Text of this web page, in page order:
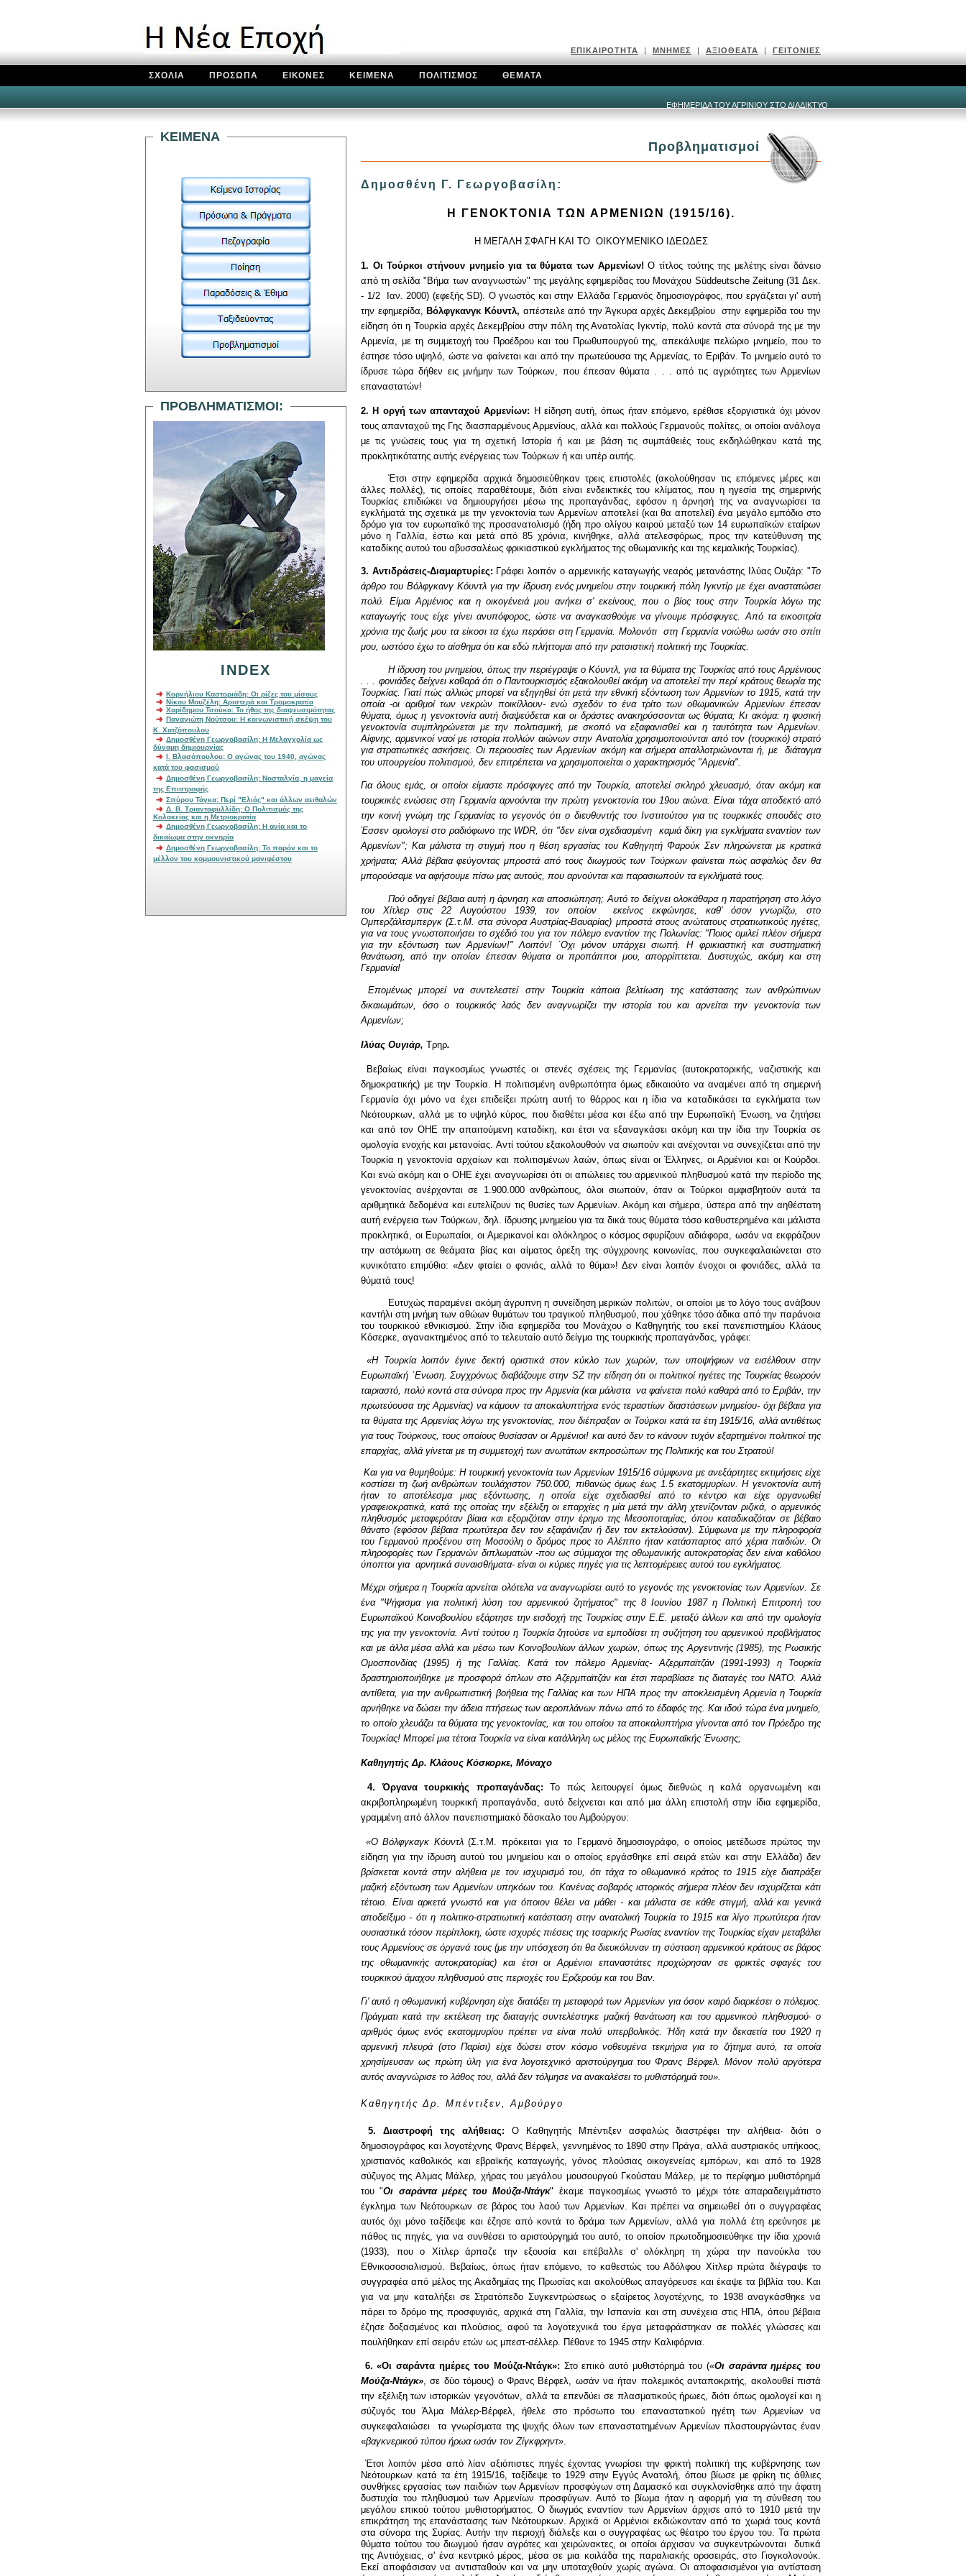
ΕΠΙΚΑΙΡΟΤΗΤΑ | ΜΝΗΜΕΣ | ΑΞΙΟΘΕΑΤΑ | ΓΕΙΤΟΝΙΕΣ
ΣΧΟΛΙΑ ΠΡΟΣΩΠΑ ΕΙΚΟΝΕΣ ΚΕΙΜΕΝΑ ΠΟΛΙΤΙΣΜΟΣ ΘΕΜΑΤΑ
ΕΦΗΜΕΡΙΔΑ ΤΟΥ ΑΓΡΙΝΙΟΥ ΣΤΟ ΔΙΑΔΙΚΤΥΟ
Προβληματισμοί
Δημοσθένη Γ. Γεωργοβασίλη:
Η ΓΕΝΟΚΤΟΝΙΑ ΤΩΝ ΑΡΜΕΝΙΩΝ (1915/16).
Η ΜΕΓΑΛΗ ΣΦΑΓΗ ΚΑΙ ΤΟ ΟΙΚΟΥΜΕΝΙΚΟ ΙΔΕΩΔΕΣ
1. Οι Τούρκοι στήνουν μνημείο για τα θύματα των Αρμενίων!Ο τίτλος τούτης της μελέτης είναι δάνειο
από τη σελίδα "Βήμα των αναγνωστών" της μεγάλης εφημερίδας του Μονάχου Süddeutsche Zeitung(31 Δεκ.
- 1/2
Ιαν. 2000) (εφεξήςSD). Ο γνωστός και στην Ελλάδα Γερμανός δημοσιογράφος, που εργάζεται γι' αυτή
την εφημερίδα,
Βόλφγκανγκ Κόυντλ, απέστειλε από την Άγκυρα αρχές Δεκεμβρίου στην εφημερίδα του την
είδηση ότι η Τουρκία αρχές Δεκεμβρίου στην πόλη της Ανατολίας Ιγκντίρ, πολύ κοντά στα σύνορά της με την
Αρμενία, με τη συμμετοχή του Προέδρου και του Πρωθυπουργού της, απεκάλυψε πελώριο μνημείο, που το
έστησε τόσο υψηλό, ώστε να φαίνεται και από την πρωτεύουσα της Αρμενίας, το Εριβάν. Το μνημείο αυτό το
ίδρυσε τώρα δήθεν εις μνήμην των Τούρκων, που έπεσαν θύματα . . . από τις αγριότητες των Αρμενίων
επαναστατών!
2. Η οργή των απανταχού Αρμενίων: Η είδηση αυτή, όπως ήταν επόμενο, ερέθισε εξοργιστικά όχι μόνον
τους απανταχού της Γης διασπαρμένους Αρμενίους, αλλά και πολλούς Γερμανούς πολίτες, οι οποίοι ανάλογα
με τις γνώσεις τους για τη σχετική Ιστορία ή και με βάση τις συμπάθειές τους εκδηλώθηκαν κατά της
προκλητικότατης αυτής ενέργειας των Τούρκων ή και υπέρ αυτής.
Έτσι στην εφημερίδα αρχικά δημοσιεύθηκαν τρεις επιστολές (ακολούθησαν τις επόμενες μέρες και
άλλες πολλές), τις οποίες παραθέτουμε, διότι είναι ενδεικτικές του κλίματος, που η ηγεσία της σημερινής
Τουρκίας επιδιώκει να δημιουργήσει μέσω της προπαγάνδας, εφόσον η άρνησή της να αναγνωρίσει τα
εγκλήματά της σχετικά με την γενοκτονία των Αρμενίων αποτελεί (και θα αποτελεί) ένα μεγάλο εμπόδιο στο
δρόμο για τον ευρωπαϊκό της προσανατολισμό (ήδη προ ολίγου καιρού μεταξύ των 14 ευρωπαϊκών εταίρων
μόνο η Γαλλία, έστω και μετά από 85 χρόνια, κινήθηκε, αλλά ατελεσφόρως, προς την κατεύθυνση της
καταδίκης αυτού του αβυσσαλέως φρικιαστικού εγκλήματος της οθωμανικής και της κεμαλικής Τουρκίας).
3. Αντιδράσεις-Διαμαρτυρίες: Γράφει λοιπόν ο αρμενικής καταγωγής νεαρός μετανάστης Ιλύας Ουζάρ: "Το
άρθρο του Βόλφγκανγ Κόυντλ για την ίδρυση ενός μνημείου στην τουρκική πόλη Ιγκντίρ με έχει αναστατώσει
πολύ. Είμαι Αρμένιος και η οικογένειά μου ανήκει σ' εκείνους, που ο βίος τους στην Τουρκία λόγω της
καταγωγής τους είχε γίνει ανυπόφορος, ώστε να αναγκασθούμε να γίνουμε πρόσφυγες. Από τα εικοσιτρία
χρόνια της ζωής μου τα είκοσι τα έχω περάσει στη Γερμανία. Μολονότι
στη Γερμανία νοιώθω ωσάν στο σπίτι
μου, ωστόσο έχω το αίσθημα ότι και εδώ πλήττομαι από την ρατσιστική πολιτική της Τουρκίας.
Η ίδρυση του μνημείου, όπως την περιέγραψε ο Κόυντλ, για τα θύματα της Τουρκίας από τους Αρμένιους
. . . φονιάδες δείχνει καθαρά ότι ο Παντουρκισμός εξακολουθεί ακόμη να αποτελεί την περί κράτους θεωρία της
Τουρκίας. Γιατί πώς αλλιώς μπορεί να εξηγηθεί ότι μετά την εθνική εξόντωση των Αρμενίων το 1915, κατά την
οποία -οι αριθμοί των νεκρών ποικίλλουν- ενώ σχεδόν το ένα τρίτο των οθωμανικών Αρμενίων έπεσαν
θύματα, όμως η γενοκτονία αυτή διαψεύδεται και οι δράστες ανακηρύσσονται ως θύματα; Κι ακόμα: η φυσική
γενοκτονία συμπληρώνεται με την πολιτισμική, με σκοπό να εξαφανισθεί και η ταυτότητα των Αρμενίων.
Αίφνης, αρμενικοί ναοί με ιστορία πολλών αιώνων στην Ανατολία χρησιμοποιούνται από τον (τουρκικό) στρατό
για στρατιωτικές ασκήσεις. Οι περιουσίες των Αρμενίων ακόμη και σήμερα απαλλοτριώνονται ή, με
διάταγμα
του υπουργείου πολιτισμού, δεν επιτρέπεται να χρησιμοποιείται ο χαρακτηρισμός "Αρμενία".
Για όλους εμάς, οι οποίοι είμαστε πρόσφυγες από την Τουρκία, αποτελεί σκληρό χλευασμό, όταν ακόμη και
τουρκικές ενώσεις στη Γερμανία αρνούνται την πρώτη γενοκτονία του 19ου αιώνα. Είναι τάχα αποδεκτό από
την κοινή γνώμη της Γερμανίας το γεγονός ότι ο διευθυντής του Ινστιτούτου για τις τουρκικές σπουδές στο
Έσσεν ομολογεί στο ραδιόφωνο της WDR , ότι "δεν είναι σχεδιασμένη
καμιά δίκη για εγκλήματα εναντίον των
Αρμενίων"; Και μάλιστα τη στιγμή που η θέση εργασίας του Καθηγητή Φαρούκ Σεν πληρώνεται με κρατικά
χρήματα; Αλλά βέβαια φεύγοντας μπροστά από τους διωγμούς των Τούρκων φαίνεται πώς ασφαλώς δεν θα
μπορούσαμε να αφήσουμε πίσω μας αυτούς, που αρνούνται και παρασιωπούν τα εγκλήματά τους.
Πού οδηγεί βέβαια αυτή η άρνηση και αποσιώπηση; Αυτό το δείχνει ολοκάθαρα η παρατήρηση στο λόγο
του Χίτλερ στις 22 Αυγούστου 1939, τον οποίον
εκείνος εκφώνησε, καθ' όσον γνωρίζω, στο
Ομπερζάλτσμπεργκ (Σ.τ.Μ. στα σύνορα Αυστρίας-Βαυαρίας) μπροστά στους ανώτατους στρατιωτικούς ηγέτες,
για να τους γνωστοποιήσει το σχέδιό του για τον πόλεμο εναντίον της Πολωνίας: "Ποιος ομιλεί πλέον σήμερα
για την εξόντωση των Αρμενίων!" Λοιπόν! ΄Οχι μόνον υπάρχει σιωπή. Η φρικιαστική και συστηματική
θανάτωση, από την οποίαν έπεσαν θύματα οι προπάπποι μου, απορρίπτεται. Δυστυχώς, ακόμη και στη
Γερμανία!
Επομένως μπορεί να συντελεστεί στην Τουρκία κάποια βελτίωση της κατάστασης των ανθρώπινων
δικαιωμάτων, όσο ο τουρκικός λαός δεν αναγνωρίζει την ιστορία του και αρνείται την γενοκτονία των
Αρμενίων;
Ιλύας Ουγιάρ, Τρηρ.
Βεβαίως είναι παγκοσμίως γνωστές οι στενές σχέσεις της Γερμανίας (αυτοκρατορικής, ναζιστικής και
δημοκρατικής) με την Τουρκία. Η πολιτισμένη ανθρωπότητα όμως εδικαιούτο να αναμένει από τη σημερινή
Γερμανία όχι μόνο να έχει επιδείξει πρώτη αυτή το θάρρος και η ίδια να καταδικάσει τα εγκλήματα των
Νεότουρκων, αλλά με το υψηλό κύρος, που διαθέτει μέσα και έξω από την Ευρωπαϊκή Ένωση, να ζητήσει
και από τον ΟΗΕ την απαιτούμενη καταδίκη, και έτσι να εξαναγκάσει ακόμη και την ίδια την Τουρκία σε
ομολογία ενοχής και μετανοίας. Αντί τούτου εξακολουθούν να σιωπούν και ανέχονται να συνεχίζεται από την
Τουρκία η γενοκτονία αρχαίων και πολιτισμένων λαών, όπως είναι οι Έλληνες, οι Αρμένιοι και οι Κούρδοι.
Και ενώ ακόμη και ο ΟΗΕ έχει αναγνωρίσει ότι οι απώλειες του αρμενικού πληθυσμού κατά την περίοδο της
γενοκτονίας ανέρχονται σε 1.900.000 ανθρώπους, όλοι σιωπούν, όταν οι Τούρκοι αμφισβητούν αυτά τα
αριθμητικά δεδομένα και ευτελίζουν τις θυσίες των Αρμενίων. Ακόμη και σήμερα, ύστερα από την αηθέστατη
αυτή ενέργεια των Τούρκων, δηλ. ίδρυσης μνημείου για τα δικά τους θύματα τόσο καθυστερημένα και μάλιστα
προκλητικά, οι Ευρωπαίοι, οι Αμερικανοί και ολόκληρος ο κόσμος σφυρίζουν αδιάφορα, ωσάν να εκφράζουν
την αστόμωτη σε θεάματα βίας και αίματος όρεξη της σύγχρονης κοινωνίας, που συγκεφαλαιώνεται στο
κυνικότατο επιμύθιο: «Δεν φταίει ο φονιάς, αλλά το θύμα»! Δεν είναι λοιπόν ένοχοι οι φονιάδες, αλλά τα
θύματά τους!
Ευτυχώς παραμένει ακόμη άγρυπνη η συνείδηση μερικών πολιτών, οι οποίοι με το λόγο τους ανάβουν
καντήλι στη μνήμη των αθώων θυμάτων του τραγικού πληθυσμού, που χάθηκε τόσο άδικα από την παράνοια
του τουρκικού εθνικισμού. Στην ίδια εφημερίδα του Μονάχου ο Καθηγητής του εκεί πανεπιστημίου Κλάους
Κόσερκε, αγανακτημένος από το τελευταίο αυτό δείγμα της τουρκικής προπαγάνδας, γράφει:
«Η Τουρκία λοιπόν έγινε δεκτή οριστικά στον κύκλο των χωρών, των υποψήφιων να εισέλθουν στην
Ευρωπαϊκή ΄Ενωση. Συγχρόνως διαβάζουμε στην SΖ την είδηση ότι οι πολιτικοί ηγέτες της Τουρκίας θεωρούν
ταιριαστό, πολύ κοντά στα σύνορα προς την Αρμενία (και μάλιστα να φαίνεται πολύ καθαρά από το Εριβάν, την
πρωτεύουσα της Αρμενίας) να κάμουν τα αποκαλυπτήρια ενός τεραστίων διαστάσεων μνημείου- όχι βέβαια για
τα θύματα της Αρμενίας λόγω της γενοκτονίας, που διέπραξαν οι Τούρκοι κατά τα έτη 1915/16, αλλά αντιθέτως
για τους Τούρκους, τους οποίους θυσίασαν οι Αρμένιοι! και αυτό δεν το κάνουν τυχόν εξαρτημένοι πολιτικοί της
επαρχίας, αλλά γίνεται με τη συμμετοχή των ανωτάτων εκπροσώπων της Πολιτικής και του Στρατού!
Και για να θυμηθούμε: Η τουρκική γενοκτονία των Αρμενίων 1915/16 σύμφωνα με ανεξάρτητες εκτιμήσεις είχε
κοστίσει τη ζωή ανθρώπων τουλάχιστον 750.000, πιθανώς όμως έως 1.5 εκατομμυρίων. Η γενοκτονία αυτή
ήταν το αποτέλεσμα μιας εξόντωσης, η οποία είχε σχεδιασθεί από το κέντρο και είχε οργανωθεί
γραφειοκρατικά, κατά της οποίας την εξέλιξη οι επαρχίες η μία μετά την άλλη χτενίζονταν ριζικά, ο αρμενικός
πληθυσμός μεταφερόταν βίαια και εξοριζόταν στην έρημο της Μεσοποταμίας, όπου καταδικαζόταν σε βέβαιο
θάνατο (εφόσον βέβαια πρωτύτερα δεν τον εξαφάνιζαν ή δεν τον εκτελούσαν). Σύμφωνα με την πληροφορία
του Γερμανού προξένου στη Μοσούλη ο δρόμος προς το Αλέππο ήταν κατάσπαρτος από χέρια παιδιών. Οι
πληροφορίες των Γερμανών διπλωματών -που ως σύμμαχοι της οθωμανικής αυτοκρατορίας δεν είναι καθόλου
ύποπτοι για αρνητικά συναισθήματα- είναι οι κύριες πηγές για τις λεπτομέρειες αυτού του εγκλήματος.
Μέχρι σήμερα η Τουρκία αρνείται ολότελα να αναγνωρίσει αυτό το γεγονός της γενοκτονίας των Αρμενίων. Σε
ένα "Ψήφισμα για πολιτική λύση του αρμενικού ζητήματος" της 8 Ιουνίου 1987 η Πολιτική Επιτροπή του
Ευρωπαϊκού Κοινοβουλίου εξάρτησε την εισδοχή της Τουρκίας στην Ε.Ε. μεταξύ άλλων και από την ομολογία
της για την γενοκτονία. Αντί τούτου η Τουρκία ζητούσε να εμποδίσει τη συζήτηση του αρμενικού προβλήματος
και με άλλα μέσα αλλά και μέσω των Κοινοβουλίων άλλων χωρών, όπως της Αργεντινής (1985), της Ρωσικής
Ομοσπονδίας (1995) ή της Γαλλίας. Κατά τον πόλεμο Αρμενίας- Αζερμπαϊτζάν (1991-1993) η Τουρκία
δραστηριοποιήθηκε με προσφορά όπλων στο Αζερμπαϊτζάν και έτσι παραβίασε τις διαταγές του ΝΑΤΟ. Αλλά
αντίθετα, για την ανθρωπιστική βοήθεια της Γαλλίας και των ΗΠΑ προς την αποκλεισμένη Αρμενία η Τουρκία
αρνήθηκε να δώσει την άδεια πτήσεως των αεροπλάνων πάνω από το έδαφός της. Και ιδού τώρα ένα μνημείο,
το οποίο χλευάζει τα θύματα της γενοκτονίας, και του οποίου τα αποκαλυπτήρια γίνονται από τον Πρόεδρο της
Τουρκίας! Μπορεί μια τέτοια Τουρκία να είναι κατάλληλη ως μέλος της Ευρωπαϊκής Ένωσης;
Καθηγητής Δρ. Κλάους Κόσκορκε, Μόναχο
4. Όργανα τουρκικής προπαγάνδας:Το πώς λειτουργεί όμως διεθνώς η καλά οργανωμένη και
ακριβοπληρωμένη τουρκική προπαγάνδα, αυτό δείχνεται και από μια άλλη επιστολή στην ίδια εφημερίδα,
γραμμένη από άλλον πανεπιστημιακό δάσκαλο του Αμβούργου:
«Ο Βόλφγκαγκ Κόυντλ(Σ.τ.Μ. πρόκειται για το Γερμανό δημοσιογράφο, ο οποίος μετέδωσε πρώτος την
είδηση για την ίδρυση αυτού του μνημείου και ο οποίος εργάσθηκε επί σειρά ετών και στην Ελλάδα) δεν
βρίσκεται κοντά στην αλήθεια με τον ισχυρισμό του, ότι τάχα το οθωμανικό κράτος το 1915 είχε διαπράξει
μαζική εξόντωση των Αρμενίων υπηκόων του. Κανένας σοβαρός ιστορικός σήμερα πλέον δεν ισχυρίζεται κάτι
τέτοιο. Είναι αρκετά γνωστό και για όποιον θέλει να μάθει - και μάλιστα σε κάθε στιγμή, αλλά και γενικά
αποδείξιμο - ότι η πολιτικο-στρατιωτική κατάσταση στην ανατολική Τουρκία το 1915 και λίγο πρωτύτερα ήταν
ουσιαστικά τόσον περίπλοκη, ώστε ισχυρές πιέσεις της τσαρικής Ρωσίας εναντίον της Τουρκίας είχαν μεταβάλει
τους Αρμενίους σε όργανά τους (με την υπόσχεση ότι θα διευκόλυναν τη σύσταση αρμενικού κράτους σε βάρος
της οθωμανικής αυτοκρατορίας) και έτσι οι Αρμένιοι επαναστάτες προχώρησαν σε φρικτές σφαγές του
τουρκικού άμαχου πληθυσμού στις περιοχές του Ερζερούμ και του Βαν.
Γι' αυτό η οθωμανική κυβέρνηση είχε διατάξει τη μεταφορά των Αρμενίων για όσον καιρό διαρκέσει ο πόλεμος.
Πράγματι κατά την εκτέλεση της διαταγής συντελέστηκε μαζική θανάτωση και του αρμενικού πληθυσμού· ο
αριθμός όμως ενός εκατομμυρίου πρέπει να είναι πολύ υπερβολικός. Ήδη κατά την δεκαετία του 1920 η
αρμενική πλευρά (στο Παρίσι) είχε δώσει στον κόσμο νοθευμένα τεκμήρια για το ζήτημα αυτό, τα οποία
χρησίμευσαν ως πρώτη ύλη για ένα λογοτεχνικό αριστούργημα του Φρανς Βέρφελ. Μόνον πολύ αργότερα
αυτός αναγνώρισε το λάθος του, αλλά δεν τόλμησε να ανακαλέσει το μυθιστόρημά του».
Καθηγητής Δρ. Μπέντιξεν, Αμβούργο
5. Διαστροφή της αλήθειας: Ο Καθηγητής Μπέντιξεν ασφαλώς διαστρέφει την αλήθεια· διότι ο
δημοσιογράφος και λογοτέχνης Φρανς Βέρφελ, γεννημένος το 1890 στην Πράγα, αλλά αυστριακός υπήκοος,
χριστιανός καθολικός και εβραϊκής καταγωγής, γόνος πλούσιας οικογενείας εμπόρων, και από το 1928
σύζυγος της Αλμας Μάλερ, χήρας του μεγάλου μουσουργού Γκούσταυ Μάλερ, με το περίφημο μυθιστόρημά
του "Οι σαράντα μέρες του Μούζα-Ντάγκ" έκαμε παγκοσμίως γνωστό το μέχρι τότε απαραδειγμάτιστο
έγκλημα των Νεότουρκων σε βάρος του λαού των Αρμενίων. Και πρέπει να σημειωθεί ότι ο συγγραφέας
αυτός όχι μόνο ταξίδεψε και έζησε από κοντά το δράμα των Αρμενίων, αλλά για πολλά έτη ερεύνησε με
πάθος τις πηγές, για να συνθέσει το αριστούργημά του αυτό, το οποίον πρωτοδημοσιεύθηκε την ίδια χρονιά
(1933), που ο Χίτλερ άρπαζε την εξουσία και επέβαλλε σ' ολόκληρη τη χώρα την πανούκλα του
Εθνικοσοσιαλισμού. Βεβαίως, όπως ήταν επόμενο, το καθεστώς του Αδόλφου Χίτλερ πρώτα διέγραψε το
συγγραφέα από μέλος της Ακαδημίας της Πρωσίας και ακολούθως απαγόρευσε και έκαψε τα βιβλία του. Και
για να μην καταλήξει σε Στρατόπεδο Συγκεντρώσεως ο εξαίρετος λογοτέχνης, το 1938 αναγκάσθηκε να
πάρει το δρόμο της προσφυγιάς, αρχικά στη Γαλλία, την Ισπανία και στη συνέχεια στις ΗΠΑ, όπου βέβαια
έζησε δοξασμένος και πλούσιος, αφού τα λογοτεχνικά του έργα μεταφράστηκαν σε πολλές γλώσσες και
πουλήθηκαν επί σειράν ετών ως μπεστ-σέλλερ. Πέθανε το 1945 στην Καλιφόρνια.
6. «Οι σαράντα ημέρες του Μούζα-Ντάγκ»: Στο επικό αυτό μυθιστόρημά του («Οι σαράντα ημέρες του
Μούζα-Ντάγκ», σε δύο τόμους) ο Φρανς Βέρφελ, ωσάν να ήταν πολεμικός ανταποκριτής, ακολουθεί πιστά
την εξέλιξη των ιστορικών γεγονότων, αλλά τα επενδύει σε πλασματικούς ήρωες, διότι όπως ομολογεί και η
σύζυγός του Άλμα Μάλερ-Βέρφελ, ήθελε στο πρόσωπο του επαναστατικού ηγέτη των Αρμενίων να
συγκεφαλαιώσει
τα γνωρίσματα της ψυχής όλων των επαναστατημένων Αρμενίων πλαστουργώντας έναν
«βαγκνερικού τύπου ήρωα ωσάν τον Ζίγκφρηντ».
Έτσι λοιπόν μέσα από λίαν αξιόπιστες πηγές έχοντας γνωρίσει την φρικτή πολιτική της κυβέρνησης των
Νεότουρκων κατά τα έτη 1915/16, ταξίδεψε το 1929 στην Εγγύς Ανατολή, όπου βίωσε με φρίκη τις άθλιες
συνθήκες εργασίας των παιδιών των Αρμενίων προσφύγων στη Δαμασκό και συγκλονίσθηκε από την άφατη
δυστυχία του πληθυσμού των Αρμενίων προσφύγων. Αυτό το βίωμα ήταν η αφορμή για τη σύνθεση του
μεγάλου επικού τούτου μυθιστορήματος. Ο διωγμός εναντίον των Αρμενίων άρχισε από το 1910 μετά την
επικράτηση της επανάστασης των Νεότουρκων. Αρχικά οι Αρμένιοι εκδιώκονταν από τα χωριά τους κοντά
στα σύνορα της Συρίας. Αυτήν την περιοχή διάλεξε και ο συγγραφέας ως θέατρο του έργου του. Τα πρώτα
θύματα τούτου του διωγμού ήσαν αγρότες και χειρώνακτες, οι οποίοι άρχισαν να συγκεντρώνονται
δυτικά
της Αντιόχειας, σ' ένα κεντρικό μέρος, μέσα σε μια κοιλάδα της παραλιακής οροσειράς, στο Γιογκολονούκ.
Εκεί αποφάσισαν να αντισταθούν και να μην υποταχθούν χωρίς αγώνα. Οι αποφασισμένοι για αντίσταση
KEIMENA
ΠΡΟΒΛΗΜΑΤΙΣΜΟΙ:
INDEX
Κορνήλιου Καστοριάδη: Οι ρίζες του μίσους
Νίκου Μουζέλη: Αριστερά και Τρομοκρατία
Χαρίδημου Τσούκα: Το ήθος της διαψευσιμότητας
Παναγιώτη Νούτσου: Η κοινωνιστική σκέψη του
Κ. Χατζόπουλου
Δημοσθένη Γεωργοβασίλη: Η Μελαγχολία ως
δύναμη δημιουργίας
Ι. Βλασόπουλου: Ο αγώνας του 1940, αγώνας
κατά του φασισμού
Δημοσθένη Γεωργοβασίλη: Νοσταλγία, η μαγεία
της Επιστροφής
Σπύρου Τάγκα: Περί "Ελιάς" και άλλων αειθαλών
Δ. Β. Τριανταφυλλίδη: Ο Πολιτισμός της
Κολακείας και η Μετριοκρατία
Δημοσθένη Γεωργοβασίλη: Η ανία και το
δικαίωμα στην οκνηρία
Δημοσθένη Γεωργοβασίλη: To παρόν και το
μέλλον του κομμουνιστικού μανιφέστου